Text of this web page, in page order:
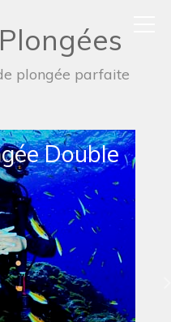
plongée parfaite
Simple